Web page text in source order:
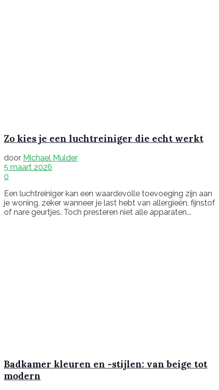
Zo kies je een luchtreiniger die echt werkt
door Michael Mulder
5 maart 2026
0
Een luchtreiniger kan een waardevolle toevoeging zijn aan
je woning, zeker wanneer je last hebt van allergieën, fijnstof
of nare geurtjes. Toch presteren niet alle apparaten...
Badkamer kleuren en -stijlen: van beige tot
modern